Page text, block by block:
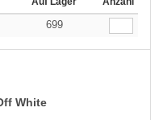
699
White